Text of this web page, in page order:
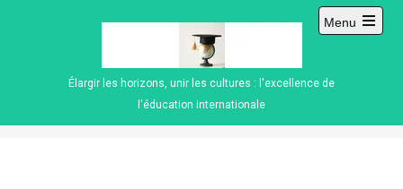
Élargir les horizons, unir les cultures : l'excellence de
l'éducation internationale
Menu
Open